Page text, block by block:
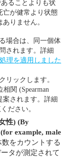
ることよりも状
亡が健常より状態
りません。
場合は、同一個体
されます。詳細
理を適用しました
リックします。
関 (Spearman
案されます。詳細
ださい。
性) (By
example, male
をカウントする
タが測定されて